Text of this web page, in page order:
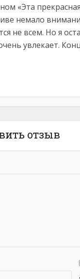
«Эта
немало
не всем. Но я
увлекает.
отзыв